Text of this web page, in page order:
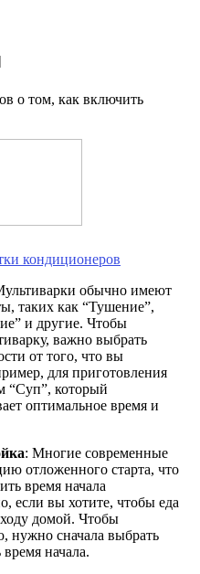
о том, как включить
кондиционеров
обычно имеют
таких как “Тушение”,
и другие. Чтобы
важно выбрать
от того, что вы
для приготовления
“Суп”, который
оптимальное время и
: Многие современные
отложенного старта, что
время начала
если вы хотите, чтобы еда
домой. Чтобы
нужно сначала выбрать
начала.